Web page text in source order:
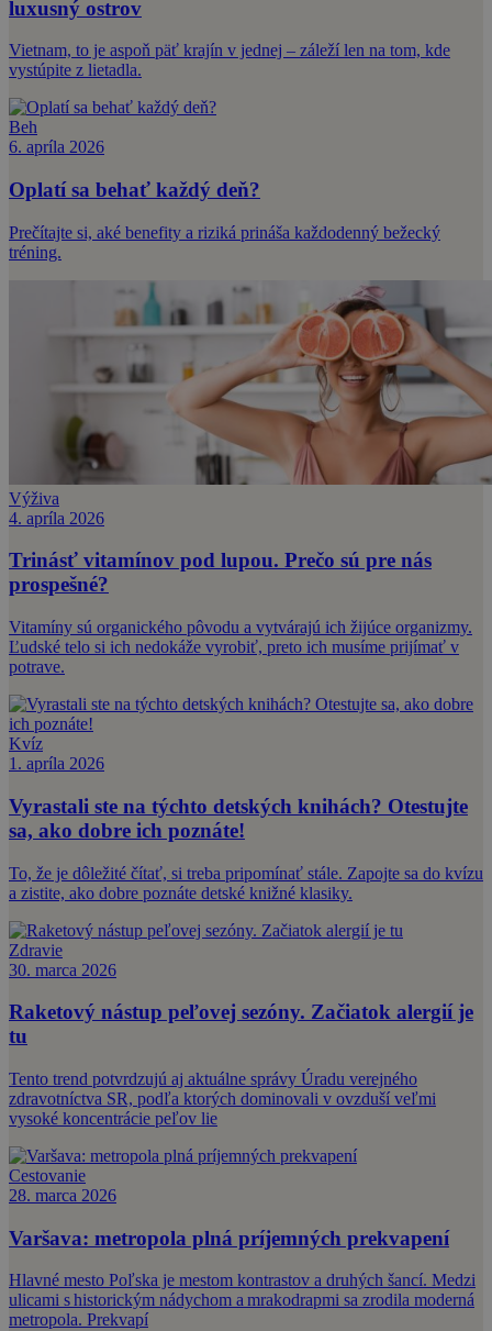
luxusný ostrov
Vietnam, to je aspoň päť krajín v jednej – záleží len na tom, kde
vystúpite z lietadla.
Beh
6. apríla 2026
Oplatí sa behať každý deň?
Prečítajte si, aké benefity a riziká prináša každodenný bežecký
tréning.
Výživa
4. apríla 2026
Trinásť vitamínov pod lupou. Prečo sú pre nás
prospešné?
Vitamíny sú organického pôvodu a vytvárajú ich žijúce organizmy.
Ľudské telo si ich nedokáže vyrobiť, preto ich musíme prijímať v
potrave.
Kvíz
1. apríla 2026
Vyrastali ste na týchto detských knihách? Otestujte
sa, ako dobre ich poznáte!
To, že je dôležité čítať, si treba pripomínať stále. Zapojte sa do kvízu
a zistite, ako dobre poznáte detské knižné klasiky.
Zdravie
30. marca 2026
Raketový nástup peľovej sezóny. Začiatok alergií je
tu
Tento trend potvrdzujú aj aktuálne správy Úradu verejného
zdravotníctva SR, podľa ktorých dominovali v ovzduší veľmi
vysoké koncentrácie peľov lie
Cestovanie
28. marca 2026
Varšava: metropola plná príjemných prekvapení
Hlavné mesto Poľska je mestom kontrastov a druhých šancí. Medzi
ulicami s historickým nádychom a mrakodrapmi sa zrodila moderná
metropola. Prekvapí